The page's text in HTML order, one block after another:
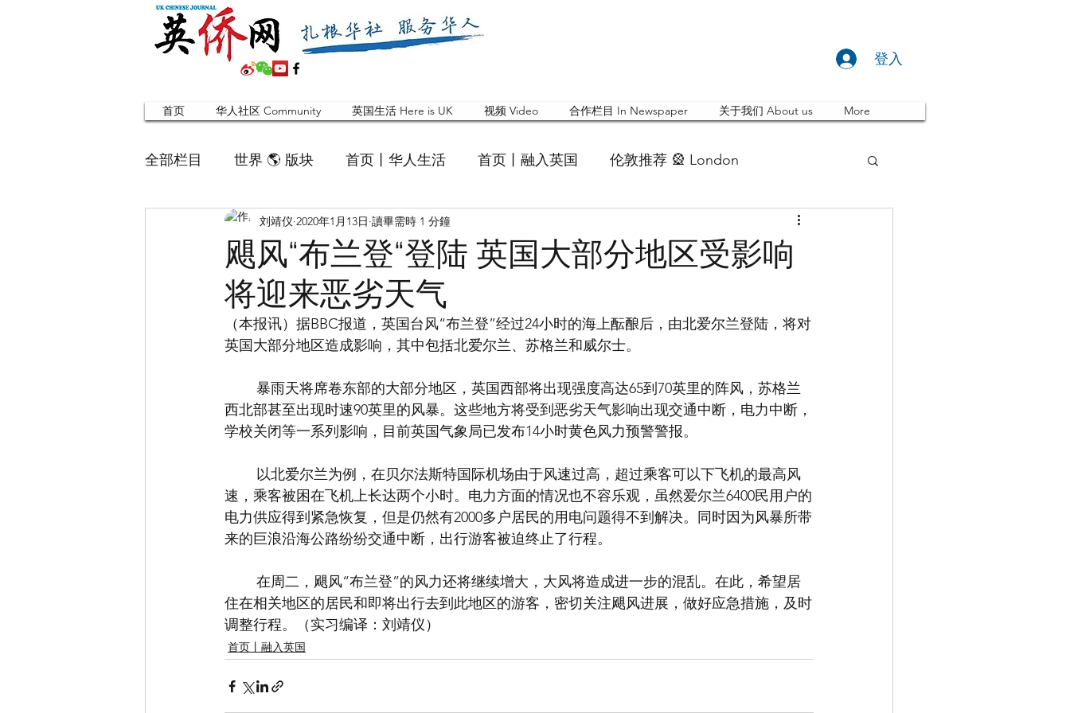
登入
首页 华人社区 Community 英国生活 Here is UK 视频 Video 合作栏目 In Newspaper 关于我们 About us More
全部栏目 世界 🌎 版块 首页丨华人生活 首页丨融入英国 伦敦推荐 🎡 London
英国脱宅指南 Time out 英国快乐肥宅指南 Cola
寻找组织 Friends 华人专题 Feature
合作栏目 留学生 英国白金汉大学中国校友会
飓风“布兰登“登陆 英国大部分地区受影响
将迎来恶劣天气
刘靖仪 2020年1月13日 讀畢需時 1 分鐘
（本报讯）据BBC报道，英国台风“布兰登”经过24小时的海上酝酿后，由北爱尔兰登陆，将对
英国大部分地区造成影响，其中包括北爱尔兰、苏格兰和威尔士。
西北部甚至出现时速90英里的风暴。这些地方将受到恶劣天气影响出现交通中断，电力中断，
学校关闭等一系列影响，目前英国气象局已发布14小时黄色风力预警警报。
速，乘客被困在飞机上长达两个小时。电力方面的情况也不容乐观，虽然爱尔兰6400民用户的
电力供应得到紧急恢复，但是仍然有2000多户居民的用电问题得不到解决。同时因为风暴所带
来的巨浪沿海公路纷纷交通中断，出行游客被迫终止了行程。
住在相关地区的居民和即将出行去到此地区的游客，密切关注飓风进展，做好应急措施，及时
调整行程。（实习编译：刘靖仪）
首页丨融入英国